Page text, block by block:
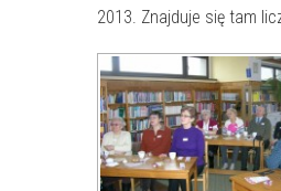
2013. Znajduje się tam